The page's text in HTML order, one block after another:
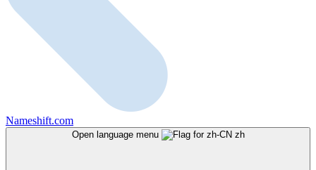
Nameshift.com
Open language menu zh